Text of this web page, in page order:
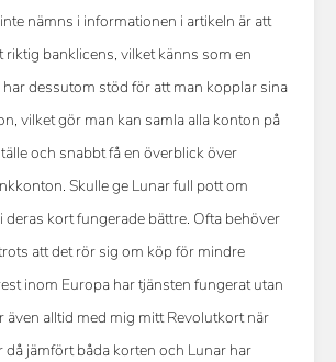
nämns i informationen i artikeln är att
riktig banklicens, vilket känns som en
dessutom stöd för att man kopplar sina
vilket gör man kan samla alla konton på
och snabbt få en överblick över
Skulle ge Lunar full pott om
kort fungerade bättre. Ofta behöver
att det rör sig om köp för mindre
inom Europa har tjänsten fungerat utan
även alltid med mig mitt Revolutkort när
då jämfört båda korten och Lunar har